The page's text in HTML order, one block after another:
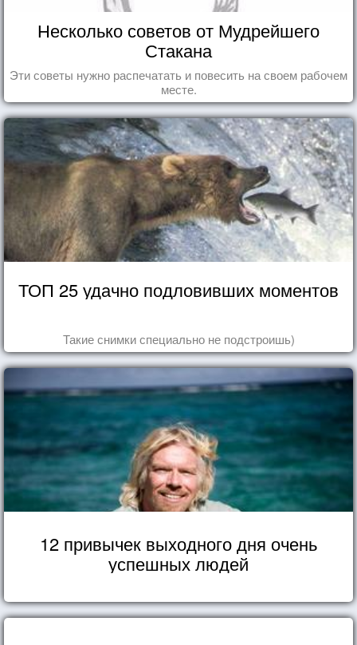
Несколько советов от Мудрейшего
Стакана
Эти советы нужно распечатать и повесить на своем рабочем
месте.
ТОП 25 удачно подловивших моментов
Такие снимки специально не подстроишь)
12 привычек выходного дня очень
успешных людей